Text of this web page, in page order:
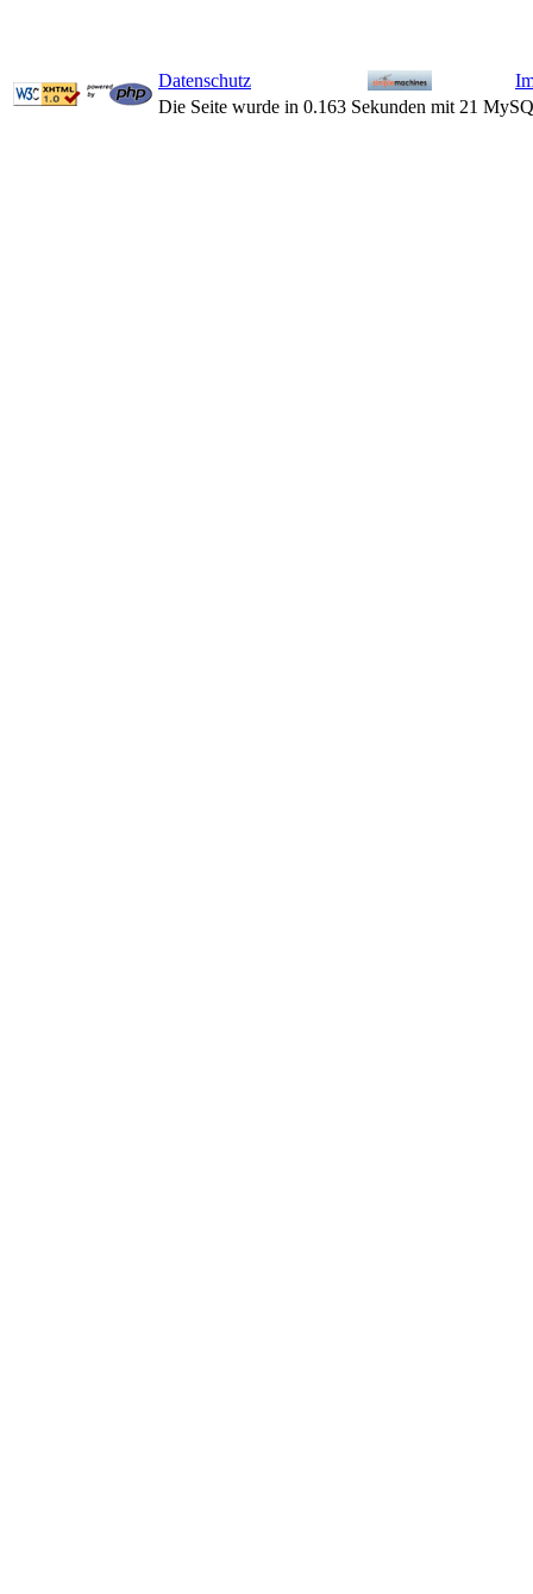
Datenschutz
Die Seite wurde in 0.163 Sekunden mit 21